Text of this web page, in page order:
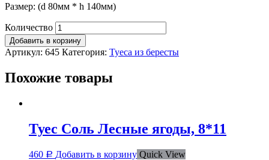
Размер: (d 80мм * h 140мм)
Количество
Добавить в корзину
Артикул: 645 Категория: Туеса из бересты
Похожие товары
Туес Соль Лесные ягоды, 8*11
460 Р Добавить в корзину Quick View